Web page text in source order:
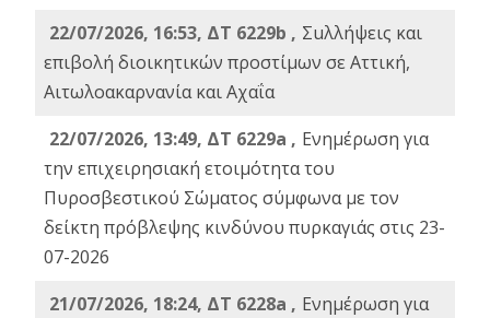
22/07/2026, 16:53, ΔΤ 6229b , Σuλλήψεις και
επιβολή διοικητικών προστίμων σε Αττική,
Αιτωλοακαρνανία και Αχαΐα
22/07/2026, 13:49, ΔΤ 6229a , Ενημέρωση για
την επιχειρησιακή ετοιμότητα του
Πυροσβεστικού Σώματος σύμφωνα με τον
δείκτη πρόβλεψης κινδύνου πυρκαγιάς στις 23-
07-2026
21/07/2026, 18:24, ΔΤ 6228a , Ενημέρωση για